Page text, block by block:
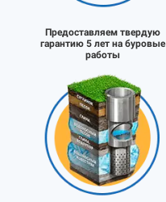
Предоставляем твердую
гарантию 5 лет на буровые
работы